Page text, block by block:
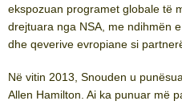
ekspozuan programet globale të
drejtuara nga NSA, me ndihmën
dhe qeverive evropiane si
Në vitin 2013, Snouden u
Allen Hamilton. Ai ka punuar më